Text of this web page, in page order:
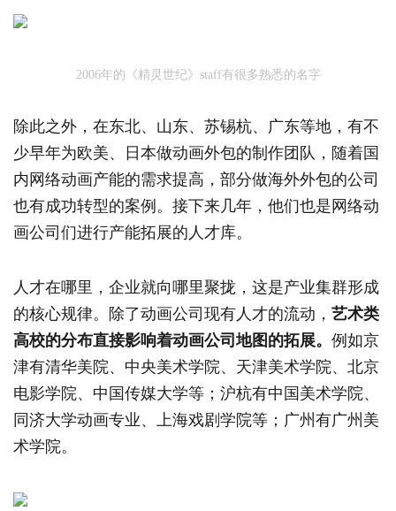
2006年的《精灵世纪》staff有很多熟悉的名字
除此之外，在东北、山东、苏锡杭、广东等地，有不
少早年为欧美、日本做动画外包的制作团队，随着国
内网络动画产能的需求提高，部分做海外外包的公司
也有成功转型的案例。接下来几年，他们也是网络动
画公司们进行产能拓展的人才库。
人才在哪里，企业就向哪里聚拢，这是产业集群形成
的核心规律。除了动画公司现有人才的流动， 艺术类
高校的分布直接影响着动画公司地图的拓展。 例如京
津有清华美院、中央美术学院、天津美术学院、北京
电影学院、中国传媒大学等；沪杭有中国美术学院、
同济大学动画专业、上海戏剧学院等；广州有广州美
术学院。